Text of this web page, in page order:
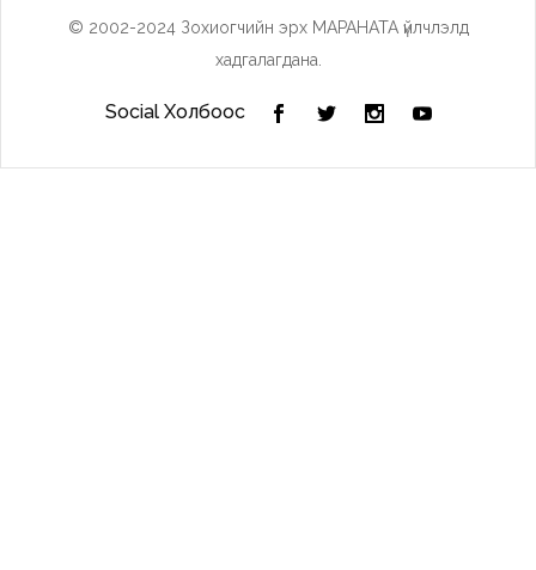
© 2002-2024 Зохиогчийн эрх МАРАНАТА үйлчлэлд
хадгалагдана.
Social Холбоос